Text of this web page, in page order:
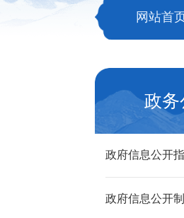
网站首
政务
政府信息公开
政府信息公开